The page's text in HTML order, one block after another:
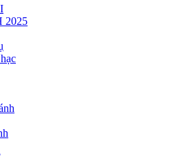
2025